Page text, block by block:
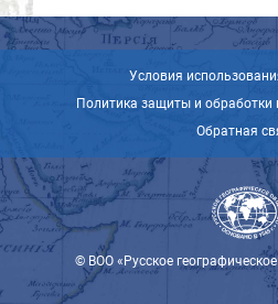
Условия
Политика защиты и
Обратная
© ВОО «Русское